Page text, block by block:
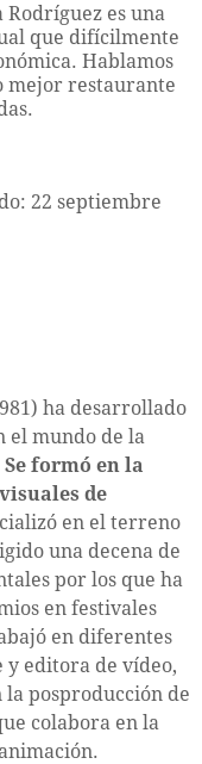
es una
que difícilmente
Hablamos
mejor restaurante
22 septiembre
ha desarrollado
el mundo de la
Se formó en la
de
en el terreno
una decena de
por los que ha
en festivales
en diferentes
y editora de vídeo,
posproducción de
colabora en la